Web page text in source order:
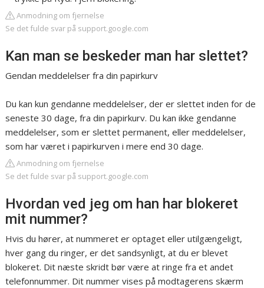
Anmodning om fjernelse
Se det fulde svar på support.google.com
Kan man se beskeder man har slettet?
Gendan meddelelser fra din papirkurv
Du kan kun gendanne meddelelser, der er slettet inden for de
seneste 30 dage, fra din papirkurv. Du kan ikke gendanne
meddelelser, som er slettet permanent, eller meddelelser,
som har været i papirkurven i mere end 30 dage.
Anmodning om fjernelse
Se det fulde svar på support.google.com
Hvordan ved jeg om han har blokeret
mit nummer?
Hvis du hører, at nummeret er optaget eller utilgængeligt,
hver gang du ringer, er det sandsynligt, at du er blevet
blokeret. Dit næste skridt bør være at ringe fra et andet
telefonnummer. Dit nummer vises på modtagerens skærm